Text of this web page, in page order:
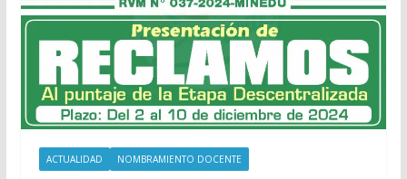
ACTUALIDAD NOMBRAMIENTO DOCENTE